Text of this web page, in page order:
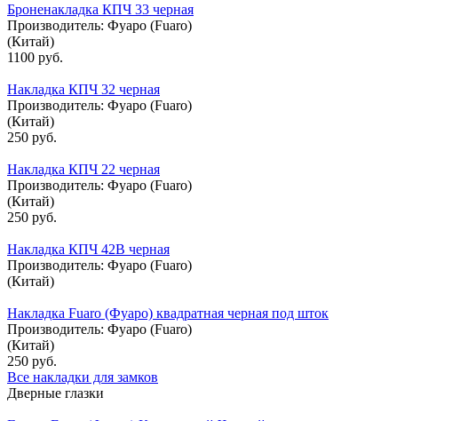
Броненакладка КПЧ 33 черная
Производитель: Фуаро (Fuaro)
(Китай)
1100 руб.
Накладка КПЧ 32 черная
Производитель: Фуаро (Fuaro)
(Китай)
250 руб.
Накладка КПЧ 22 черная
Производитель: Фуаро (Fuaro)
(Китай)
250 руб.
Накладка КПЧ 42В черная
Производитель: Фуаро (Fuaro)
(Китай)
Накладка Fuaro (Фуаро) квадратная черная под шток
Производитель: Фуаро (Fuaro)
(Китай)
250 руб.
Все накладки для замков
Дверные глазки